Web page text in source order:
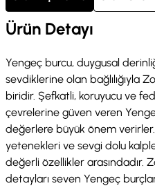
Ürün Detayı
Yengeç burcu, duygusal
sevdiklerine olan bağlılığıyla
biridir. Şefkatli, koruyucu ve
çevrelerine güven veren
değerlere büyük önem
yetenekleri ve sevgi dolu
değerli özellikler arasındadır.
detayları seven Yengeç